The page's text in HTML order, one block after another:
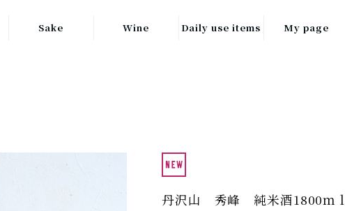
Sake Wine
ITALY
GERMANY
Daily use items
器
My page
丹沢山 秀峰 純米酒1800ｍｌ